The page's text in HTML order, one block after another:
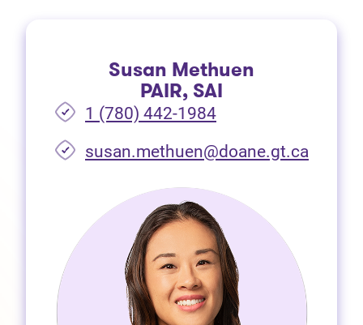
Susan Methuen
PAIR, SAI
1 (780) 442-1984
susan.methuen@doane.gt.ca